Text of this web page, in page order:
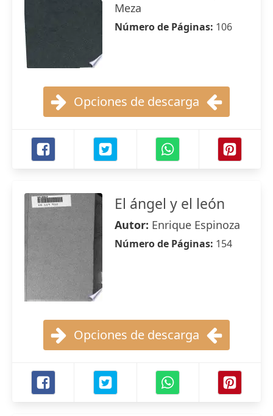
Meza
Número de Páginas: 106
Opciones de descarga
El ángel y el león
Autor: Enrique Espinoza
Número de Páginas: 154
Opciones de descarga